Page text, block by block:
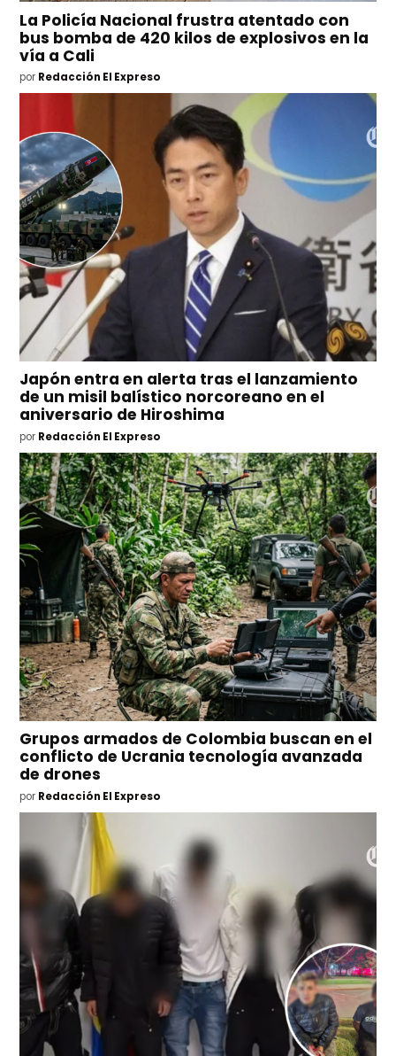
La Policía Nacional frustra atentado con
bus bomba de 420 kilos de explosivos en la
vía a Cali
por Redacción El Expreso
Japón entra en alerta tras el lanzamiento
de un misil balístico norcoreano en el
aniversario de Hiroshima
por Redacción El Expreso
Grupos armados de Colombia buscan en el
conflicto de Ucrania tecnología avanzada
de drones
por Redacción El Expreso